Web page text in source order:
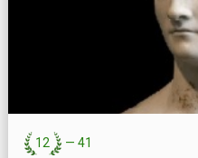
12 — 41